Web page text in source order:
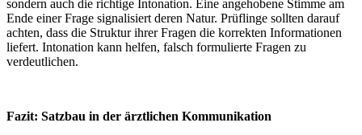
sondern auch die richtige Intonation. Eine angehobene Stimme am
Ende einer Frage signalisiert deren Natur. Prüflinge sollten darauf
achten, dass die Struktur ihrer Fragen die korrekten Informationen
liefert. Intonation kann helfen, falsch formulierte Fragen zu
verdeutlichen.
Fazit: Satzbau in der ärztlichen Kommunikation